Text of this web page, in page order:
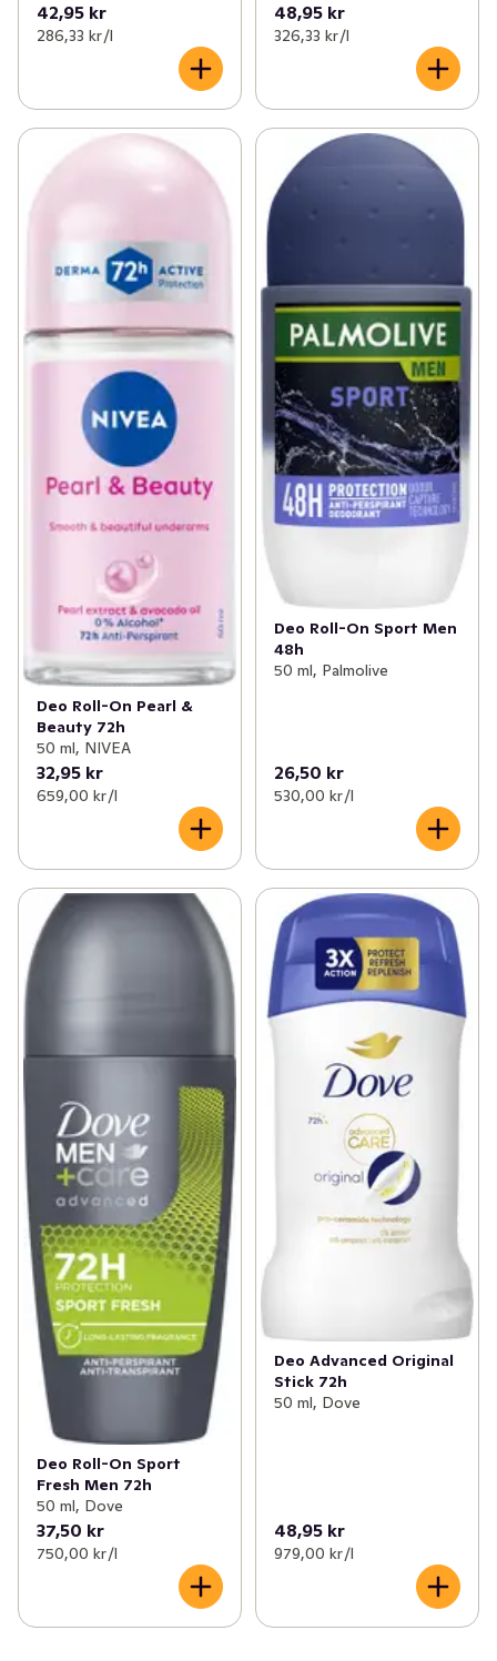
42,95 kr
286,33 kr /l
48,95 kr
326,33 kr /l
Deo Roll-On Pearl &
Beauty 72h
50 ml, NIVEA
32,95 kr
659,00 kr /l
Deo Roll-On Sport Men
48h
50 ml, Palmolive
26,50 kr
530,00 kr /l
Deo Roll-On Sport
Fresh Men 72h
50 ml, Dove
37,50 kr
750,00 kr /l
Deo Advanced Original
Stick 72h
50 ml, Dove
48,95 kr
979,00 kr /l